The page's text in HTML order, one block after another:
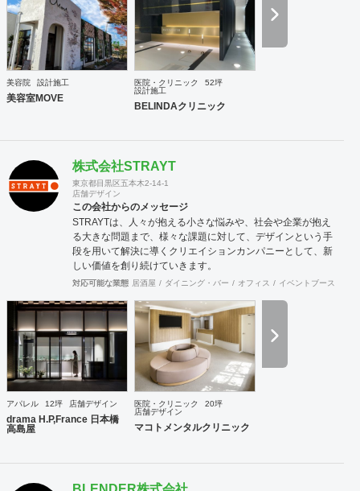
いです。 施工例に付きましては当社ホームページを拝見して
頂ければ御確認出来ますので！宜しくお願いします。
美容院 設計施工
美容室MOVE
医院・クリニック
52坪
設計施工
BELINDAクリニック
株式会社STRAYT
東京都目黒区五本木2-14-1
店舗デザイン
この会社からのメッセージ
STRAYTは、人々が抱える小さな悩みや、社会や企業が抱え
る大きな問題まで、様々な課題に対して、デザインという手
段を用いて解決に導くクリエイションカンパニーとして、新
しい価値を創り続けていきます。
対応可能な業態 居酒屋 ダイニング・バー オフィス イベントブース・シ
アパレル 12坪 店舗デザイン
drama H.P,France 日本橋
高島屋
医院・クリニック
20坪
店舗デザイン
マコトメンタルクリニック